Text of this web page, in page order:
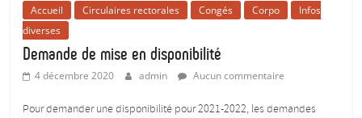
Accueil Circulaires rectorales Congés Corpo
Infos
diverses
Demande de mise en disponibilité
4 décembre 2020 admin Aucun commentaire
Pour demander une disponibilité pour 2021-2022, les demandes